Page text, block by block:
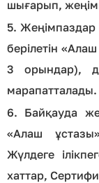
шығарып,
5. Жеңімпаздар
берілетін
3 орындар),
марапатталады.
6. Байқауда
«Алаш
Жүлдеге
хаттар,